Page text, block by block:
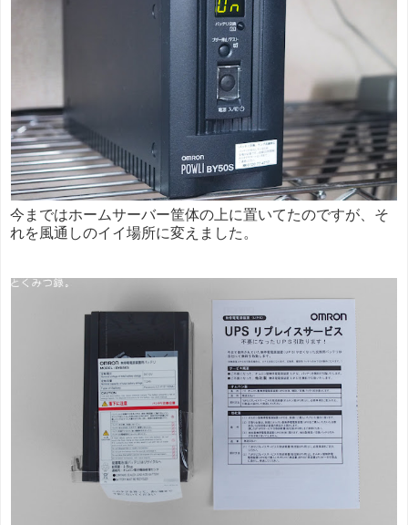
今まではホームサーバー筐体の上に置いてたのですが、そ
れを風通しのイイ場所に変えました。